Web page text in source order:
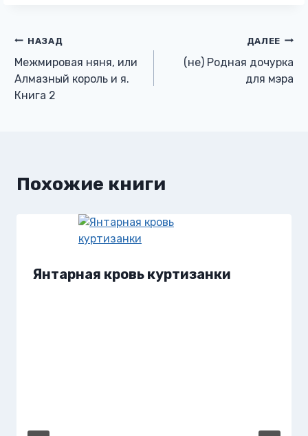
Навигация
по
записям
НАЗАД
Межмировая няня, или
Алмазный король и я.
Книга 2
ДАЛЕЕ
(не) Родная дочурка
для мэра
Похожие книги
Янтарная кровь куртизанки